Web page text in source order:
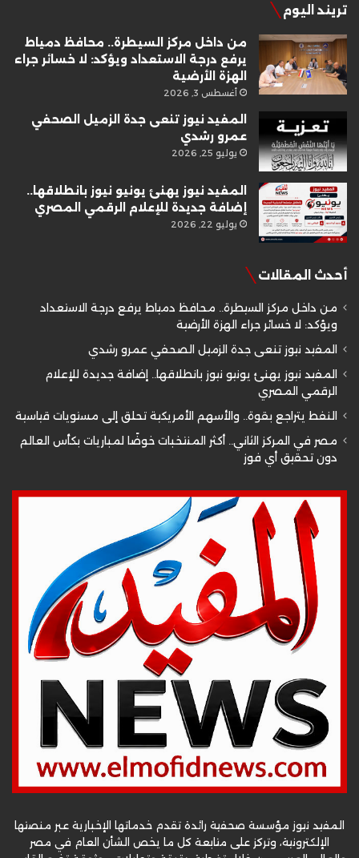
تريند اليوم
من داخل مركز السيطرة.. محافظ دمياط
يرفع درجة الاستعداد ويؤكد: لا خسائر جراء
الهزة الأرضية
أغسطس 3, 2026
المفيد نيوز تنعى جدة الزميل الصحفي
عمرو رشدي
يوليو 25, 2026
المفيد نيوز يهنئ يونيو نيوز بانطلاقها..
إضافة جديدة للإعلام الرقمي المصري
يوليو 22, 2026
أحدث المقالات
من داخل مركز السيطرة.. محافظ دمياط يرفع درجة الاستعداد
ويؤكد: لا خسائر جراء الهزة الأرضية
المفيد نيوز تنعى جدة الزميل الصحفي عمرو رشدي
المفيد نيوز يهنئ يونيو نيوز بانطلاقها.. إضافة جديدة للإعلام
الرقمي المصري
النفط يتراجع بقوة.. والأسهم الأمريكية تحلق إلى مستويات قياسية
مصر في المركز الثاني.. أكثر المنتخبات خوضًا لمباريات بكأس العالم
دون تحقيق أي فوز
المفيد نيوز مؤسسة صحفية رائدة تقدم خدماتها الإخبارية عبر منصتها
الإلكترونية، وتركز على متابعة كل ما يخص الشأن العام في مصر